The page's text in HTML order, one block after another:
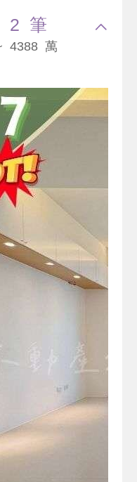
2 筆
4388 萬